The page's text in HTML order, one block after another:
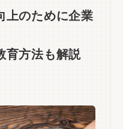
上のために企業
育方法も解説